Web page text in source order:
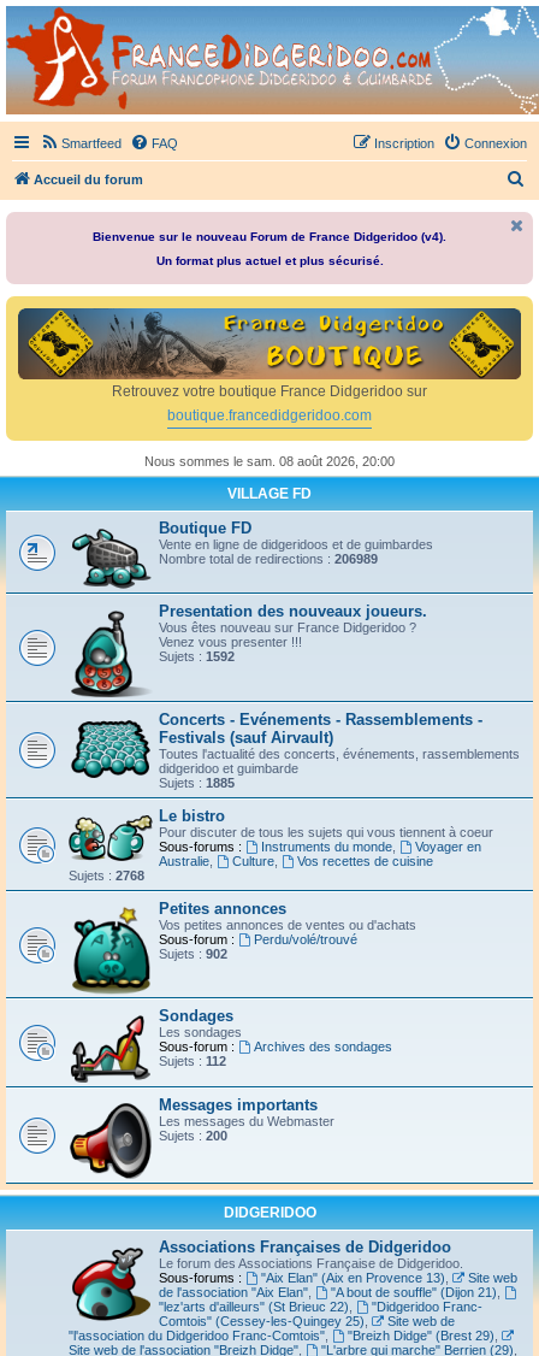
France Didgeridoo
Didgeridoo et Guimbarde sur France Didgeridoo - retrouvez la communauté.
Smartfeed FAQ Connexion
Inscription
Accueil du forum
e
r
Bienvenue sur le nouveau Forum de France Didgeridoo (v4).
Un format plus actuel et plus sécurisé.
Retrouvez votre boutique France Didgeridoo sur
boutique.francedidgeridoo.com
Nous sommes le sam. 08 août 2026, 20:00
VILLAGE FD
Boutique FD
Vente en ligne de didgeridoos et de guimbardes
Nombre total de redirections : 206989
Presentation des nouveaux joueurs.
Vous êtes nouveau sur France Didgeridoo ?
Venez vous presenter !!!
Sujets : 1592
Concerts - Evénements - Rassemblements -
Festivals (sauf Airvault)
Toutes l'actualité des concerts, événements, rassemblements
didgeridoo et guimbarde
Sujets : 1885
Le bistro
Pour discuter de tous les sujets qui vous tiennent à coeur
Sous-forums :
Instruments du monde,
Voyager en
Australie
Culture,
Vos recettes de cuisine
Sujets : 2768
Petites annonces
Vos petites annonces de ventes ou d'achats
Sous-forum :
Perdu/volé/trouvé
Sujets : 902
Sondages
Les sondages
Sous-forum :
Archives des sondages
Sujets : 112
Messages importants
Les messages du Webmaster
Sujets : 200
DIDGERIDOO
Associations Françaises de Didgeridoo
Le forum des Associations Française de Didgeridoo.
Sous-forums :
"Aix Elan" (Aix en Provence 13)
Site web
de l'association "Aix Elan"
"A bout de souffle" (Dijon 21)
"lez'arts d'ailleurs" (St Brieuc 22)
"Didgeridoo Franc-
Comtois" (Cessey-les-Quingey 25)
Site web de
"l'association du Didgeridoo Franc-Comtois"
"Breizh Didge" (Brest 29)
Site web de l'association "Breizh Didge"
"L'arbre qui marche" Berrien (29)